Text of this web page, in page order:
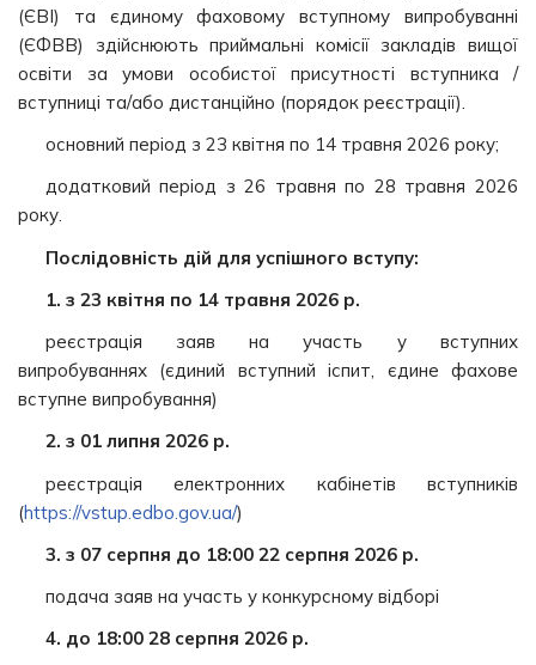
(ЄВІ) та єдиному фаховому вступному випробуванні
(ЄФВВ) здійснюють приймальні комісії закладів вищої
освіти за умови особистої присутності вступника /
вступниці та/або дистанційно (порядок реєстрації).
основний період з 23 квітня по 14 травня 2026 року;
додатковий період з 26 травня по 28 травня 2026
року.
Послідовність дій для успішного вступу:
1. з 23 квітня по 14 травня 2026 р.
реєстрація заяв на участь у вступних
випробуваннях (єдиний вступний іспит, єдине фахове
вступне випробування)
2. з 01 липня 2026 р.
реєстрація електронних кабінетів вступників
(https://vstup.edbo.gov.ua/)
3. з 07 серпня до 18:00 22 серпня 2026 р.
подача заяв на участь у конкурсному відборі
4. до 18:00 28 серпня 2026 р.